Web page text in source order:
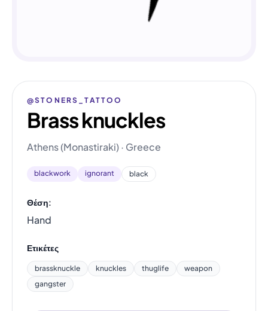
@STONERS_TATTOO
Brass knuckles
Athens (Monastiraki) · Greece
blackwork ignorant black
Θέση:
Hand
Ετικέτες
brassknuckle knuckles thuglife
weapon
gangster